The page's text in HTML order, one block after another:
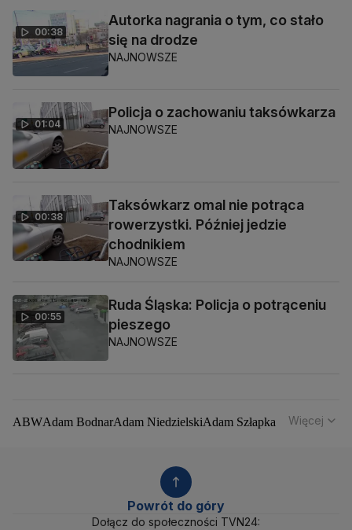
00:38
Autorka nagrania o tym, co stało
się na drodze
NAJNOWSZE
01:04
Policja o zachowaniu taksówkarza
NAJNOWSZE
00:38
Taksówkarz omal nie potrąca
rowerzystki. Później jedzie
chodnikiem
NAJNOWSZE
00:55
Ruda Śląska: Policja o potrąceniu
pieszego
NAJNOWSZE
ABWAdam BodnarAdam NiedzielskiAdam Szłapka
Aleksander Kwaśniewski
Alert RCB
Ambasada USA w Polsce
Andrzej Duda Białoruś
Więcej
Powrót do góry
Dołącz do społeczności TVN24: